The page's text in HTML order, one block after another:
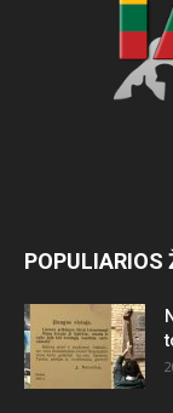
POPULIARIOS